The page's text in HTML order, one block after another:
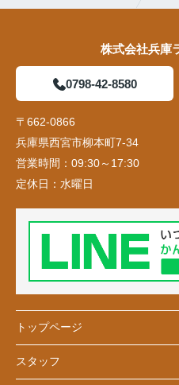
株式会社兵庫
0798-42-8580
〒662-0866
兵庫県西宮市柳本町7-34
営業時間： 09:30～17:30
定休日： 水曜日
トップページ
スタッフ